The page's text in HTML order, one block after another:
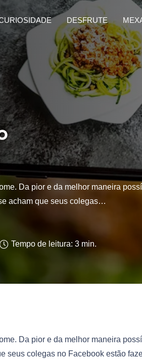
DESFRUTE
Da pior e da melhor maneira
acham que seus colegas…
Tempo de leitura: 3 min.
Da pior e da melhor maneira
seus colegas no Facebook estão